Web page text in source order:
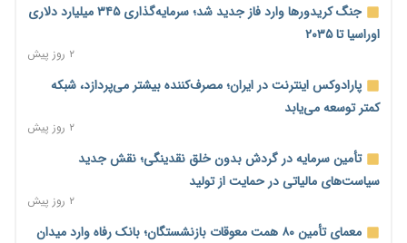
جنگ کریدورها وارد فاز جدید شد؛ سرمایه‌گذاری ۳۴۵ میلیارد دلاری
اوراسیا تا ۲۰۳۵
۲ روز پیش
پارادوکس اینترنت در ایران؛ مصرف‌کننده بیشتر می‌پردازد، شبکه
کمتر توسعه می‌یابد
۲ روز پیش
تأمین سرمایه در گردش بدون خلق نقدینگی؛ نقش جدید
سیاست‌های مالیاتی در حمایت از تولید
۲ روز پیش
معمای تأمین ۸۰ همت معوقات بازنشستگان؛ بانک رفاه وارد میدان